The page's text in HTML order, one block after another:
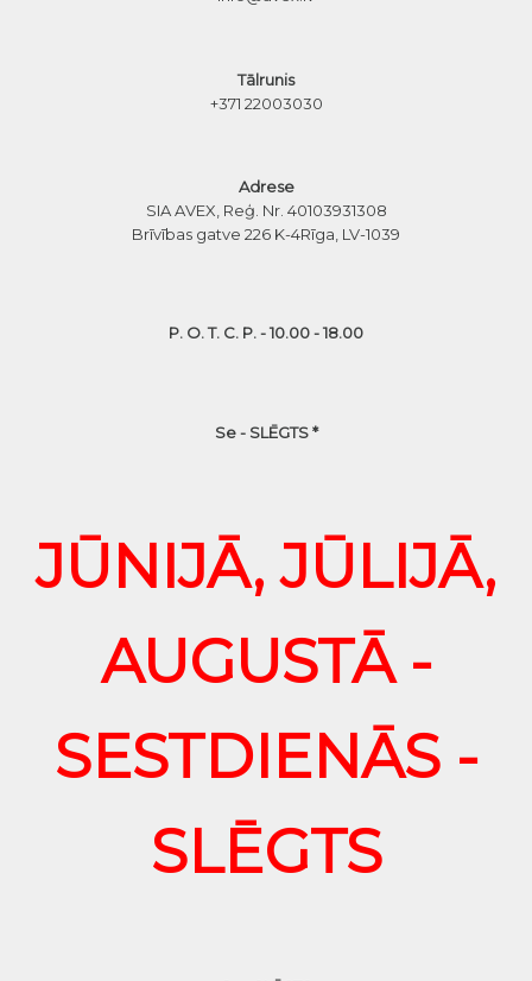
Tālrunis
+371 22003030
Adrese
SIA AVEX, Reģ. Nr. 40103931308
Brīvības gatve 226 K-4Rīga, LV-1039
P. O. T. C. P. - 10.00 - 18.00
Se - SLĒGTS *
JŪNIJĀ, JŪLIJĀ,
AUGUSTĀ -
SESTDIENĀS -
SLĒGTS